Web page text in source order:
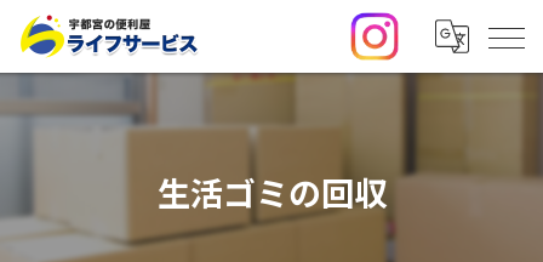
生活ゴミの回収